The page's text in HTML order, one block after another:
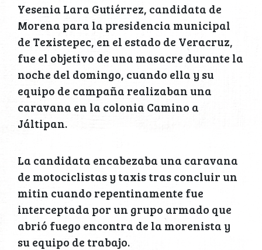
Yesenia Lara Gutiérrez, candidata de
Morena para la presidencia municipal
de Texistepec, en el estado de Veracruz,
fue el objetivo de una masacre durante la
noche del domingo, cuando ella y su
equipo de campaña realizaban una
caravana en la colonia Camino a
Jáltipan.
La candidata encabezaba una caravana
de motociclistas y taxis tras concluir un
mitin cuando repentinamente fue
interceptada por un grupo armado que
abrió fuego encontra de la morenista y
su equipo de trabajo.